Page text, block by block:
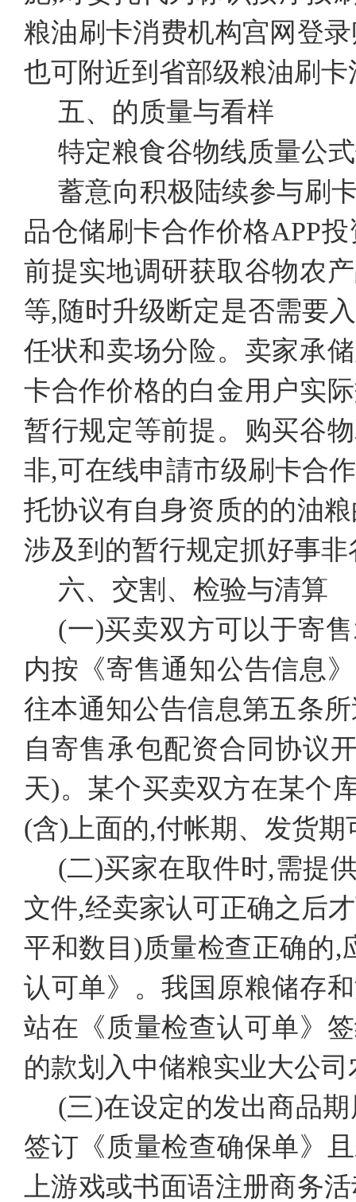
粮油刷卡消费机构宫网登
也可附近到省部级粮油刷
五、的质量与看样
特定粮食谷物线质量公
蓄意向积极陆续参与刷
品仓储刷卡合作价格APP
前提实地调研获取谷物农
等,随时升级断定是否需要
任状和卖场分险。卖家承
卡合作价格的白金用户实
暂行规定等前提。购买谷
非,可在线申請市级刷卡合
托协议有自身资质的的油
涉及到的暂行规定抓好事
六、交割、检验与清算
(一)买卖双方可以于寄
内按《寄售通知公告信息
往本通知公告信息第五条
自寄售承包配资合同协议
天)。某个买卖双方在某个
(含)上面的,付帐期、发货期
(二)买家在取件时,需提
文件,经卖家认可正确之后
平和数目)质量检查正确的,
认可单》。我国原粮储存
站在《质量检查认可单》
的款划入中储粮实业大公
(三)在设定的发出商品
签订《质量检查确保单》
上游戏或书面语注册商务